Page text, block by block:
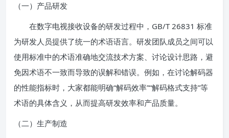
（一）产品研发
在数字电视接收设备的研发过程中，GB/T 26831 标准
为研发人员提供了统一的术语语言。研发团队成员之间可以
使用标准中的术语准确地交流技术方案、讨论设计思路，避
免因术语不一致而导致的误解和错误。例如，在讨论解码器
的性能指标时，大家都能明确“解码效率”“解码格式支持”等
术语的具体含义，从而提高研发效率和产品质量。
（二）生产制造